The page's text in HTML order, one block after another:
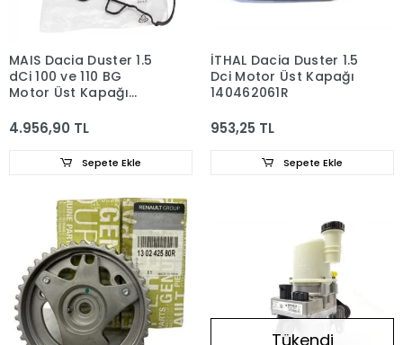
MAIS Dacia Duster 1.5
dCi 100 ve 110 BG
Motor Üst Kapağı
8200629199
4.956,90 TL
Sepete Ekle
İTHAL Dacia Duster 1.5
Dci Motor Üst Kapağı
140462061R
953,25 TL
Sepete Ekle
Tükendi